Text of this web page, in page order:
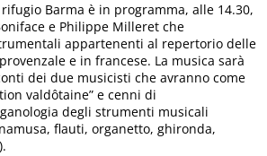
rifugio Barma è in programma, alle 14.30,
e Philippe Milleret che
appartenenti al repertorio delle
e in francese. La musica sarà
dei due musicisti che avranno come
valdôtaine” e cenni di
degli strumenti musicali
flauti, organetto, ghironda,